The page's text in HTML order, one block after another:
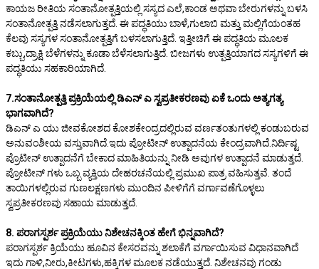
ಕಾಯಜ ರೀತಿಯ ಸಂತಾನೋತ್ಪತ್ತಿಯಲ್ಲಿ ಸಸ್ಯದ ಎಲೆ,ಕಾಂಡ ಅಥವಾ ಬೇರುಗಳನ್ನು ಬಳಸಿ
ಸಂತಾನೋತ್ಪತ್ತಿ ನಡೆಸಲಾಗುತ್ತದೆ. ಈ ಪದ್ಧತಿಯು ಬಾಳೆ,ಗುಲಾಬಿ ಮತ್ತು ಮಲ್ಲಿಗೆಯಂತಹ
ಕೆಲವು ಸಸ್ಯಗಳ ಸಂತಾನೋತ್ಪತ್ತಿಗೆ ಬಳಸಲಾಗುತ್ತಿದೆ. ಇತ್ತೀಚಿಗೆ ಈ ಪದ್ಧತಿಯ ಮೂಲಕ
ಕಬ್ಬು,ದ್ರಾಕ್ಷಿ ಬೆಳೆಗಳನ್ನು ಕೂಡಾ ಬೆಳೆಸಲಾಗುತ್ತಿದೆ. ಬೀಜಗಳು ಉತ್ಪತ್ತಿಯಾಗದ ಸಸ್ಯಗಳಿಗೆ ಈ
ಪದ್ಧತಿಯು ಸಹಕಾರಿಯಾಗಿದೆ.
7.ಸಂತಾನೋತ್ಪತ್ತಿ ಪ್ರಕ್ರಿಯೆಯಲ್ಲಿ ಡಿಎನ್ ಎ ಸ್ವಪ್ರತೀಕರಣವು ಏಕೆ ಒಂದು ಅತ್ಯಗತ್ಯ
ಭಾಗವಾಗಿದೆ?
ಡಿಎನ್ ಎ ಯು ಜೀವಕೋಶದ ಕೋಶಕೇಂದ್ರದಲ್ಲಿರುವ ವರ್ಣತಂತುಗಳಲ್ಲಿ ಕಂಡುಬರುವ
ಅನುವಂಶೀಯ ವಸ್ತುವಾಗಿದೆ.ಇದು ಪ್ರೋಟೀನ್ ಉತ್ಪಾದನೆಯ ಕೇಂದ್ರವಾಗಿದೆ.ನಿರ್ದಿಷ್ಟ
ಪ್ರೊಟೀನ್ ಉತ್ಪಾದನೆಗೆ ಬೇಕಾದ ಮಾಹಿತಿಯನ್ನು ನೀಡಿ ಅವುಗಳ ಉತ್ಪಾದನೆ ಮಾಡುತ್ತದೆ.
ಪ್ರೋಟೀನ್ ಗಳು ಒಬ್ಬ ವ್ಯಕ್ತಿಯ ದೇಹರಚನೆಯಲ್ಲಿ ಪ್ರಮುಖ ಪಾತ್ರ ವಹಿಸುತ್ತವೆ. ತಂದೆ
ತಾಯಿಗಳಲ್ಲಿರುವ ಗುಣಲಕ್ಷಣಗಳು ಮುಂದಿನ ಪೀಳಿಗೆಗೆ ವರ್ಗಾವಣೆಗೊಳ್ಳಲು
ಸ್ವಪ್ರತೀಕರಣವು ಸಹಾಯ ಮಾಡುತ್ತದೆ.
8. ಪರಾಗಸ್ಪರ್ಶ ಪ್ರಕ್ರಿಯೆಯು ನಿಶೇಚನಕ್ಕಿಂತ ಹೇಗೆ ಭಿನ್ನವಾಗಿದೆ?
ಪರಾಗಸ್ಪರ್ಶ ಕ್ರಿಯೆಯು ಹೂವಿನ ಕೇಸರವನ್ನು ಶಲಾಕೆಗೆ ವರ್ಗಾಯಿಸುವ ವಿಧಾನವಾಗಿದೆ
ಇದು ಗಾಳಿ,ನೀರು,ಕೀಟಗಳು,ಹಕ್ಕಿಗಳ ಮೂಲಕ ನಡೆಯುತ್ತದೆ. ನಿಶೇಚನವು ಗಂಡು